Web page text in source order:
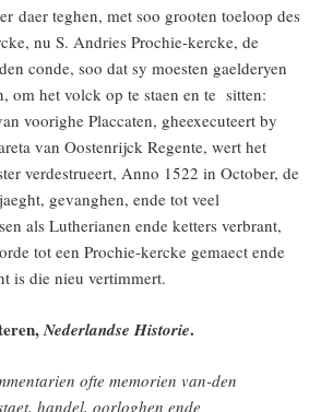
daer teghen, met soo grooten toeloop des
nu S. Andries Prochie-kercke, de
conde, soo dat sy moesten gaelderyen
om het volck op te staen en te sitten:
voorighe Placcaten, gheexecuteert by
van Oostenrijck Regente, wert het
verdestrueert, Anno 1522 in October, de
gevanghen, ende tot veel
als Lutherianen ende ketters verbrant,
tot een Prochie-kercke gemaect ende
is die nieu vertimmert.
Nederlandse Historie.
ofte memorien van-den
handel, oorloghen ende